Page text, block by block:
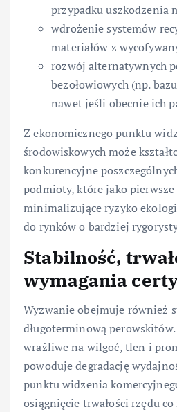
przypadku uszkodzenia
wdrożenie systemów
materiałów z
rozwój alternatywnych
bezołowiowych (np.
nawet jeśli obecnie ich
Z ekonomicznego punktu
środowiskowych może
konkurencyjne
podmioty, które jako
minimalizujące ryzyko
do rynków o bardziej
Stabilność,
wymagania
Wyzwanie obejmuje również
długoterminową
wrażliwe na wilgoć, tlen i
powoduje degradację
punktu widzenia
osiągnięcie trwałości rzędu